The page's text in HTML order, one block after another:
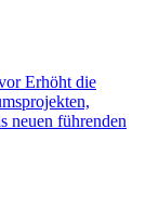
Erhöht die
neuen führenden